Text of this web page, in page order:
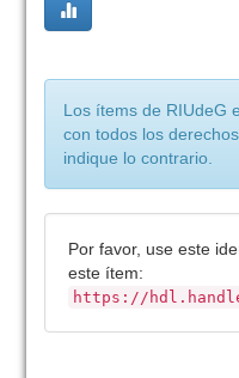
Los ítems de RIUdeG
con todos los
indique lo contrario.
Por favor, use este
este ítem:
https://